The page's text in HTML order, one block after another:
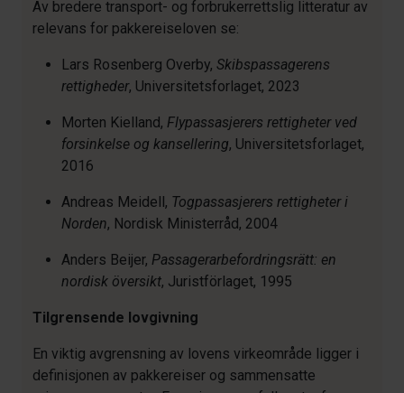
Av bredere transport- og forbrukerrettslig litteratur av
relevans for pakkereiseloven se:
Lars Rosenberg Overby, Skibspassagerens
rettigheder, Universitetsforlaget, 2023
Morten Kielland, Flypassasjerers rettigheter ved
forsinkelse og kansellering, Universitetsforlaget,
2016
Andreas Meidell, Togpassasjerers rettigheter i
Norden, Nordisk Ministerråd, 2004
Anders Beijer, Passagerarbefordringsrätt: en
nordisk översikt, Juristförlaget, 1995
Tilgrensende lovgivning
En viktig avgrensning av lovens virkeområde ligger i
definisjonen av pakkereiser og sammensatte